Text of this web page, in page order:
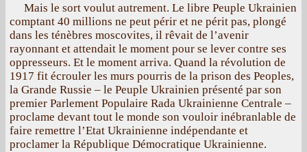
Mais le sort voulut autrement. Le libre Peuple Ukrainien
comptant 40 millions ne peut périr et ne périt pas, plongé
dans les ténèbres moscovites, il rêvait de l’avenir
rayonnant et attendait le moment pour se lever contre ses
oppresseurs. Et le moment arriva. Quand la révolution de
1917 fit écrouler les murs pourris de la prison des Peoples,
la Grande Russie – le Peuple Ukrainien présenté par son
premier Parlement Populaire Rada Ukrainienne Centrale –
proclame devant tout le monde son vouloir inébranlable de
faire remettre l’Etat Ukrainienne indépendante et
proclamer la République Démocratique Ukrainienne.